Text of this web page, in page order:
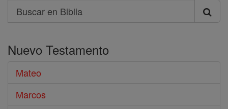
Search
Buscar
Biblia
Nuevo Testamento
Mateo
Marcos